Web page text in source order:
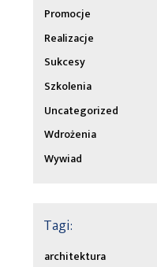
Promocje
Realizacje
Sukcesy
Szkolenia
Uncategorized
Wdrożenia
Wywiad
Tagi:
architektura